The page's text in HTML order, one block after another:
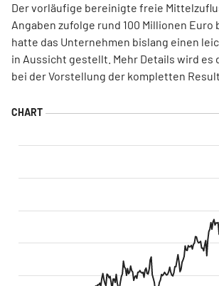
Der vorläufige bereinigte freie
Angaben zufolge rund 100 Millionen Euro
hatte das Unternehmen bislang einen
in Aussicht gestellt. Mehr Details wird es
bei der Vorstellung der kompletten